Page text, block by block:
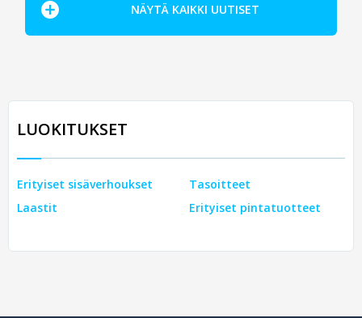
NÄYTÄ KAIKKI UUTISET
LUOKITUKSET
Erityiset sisäverhoukset
Laastit
Tasoitteet
Erityiset pintatuotteet